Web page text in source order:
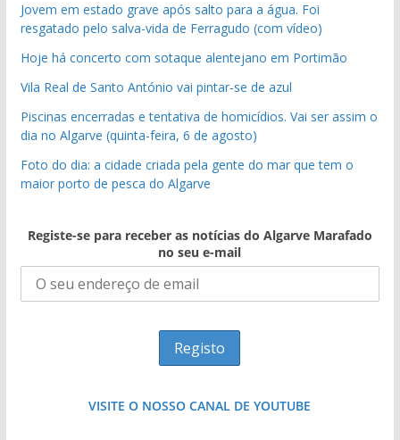
Jovem em estado grave após salto para a água. Foi
resgatado pelo salva-vida de Ferragudo (com vídeo)
Hoje há concerto com sotaque alentejano em Portimão
Vila Real de Santo António vai pintar-se de azul
Piscinas encerradas e tentativa de homicídios. Vai ser assim o
dia no Algarve (quinta-feira, 6 de agosto)
Foto do dia: a cidade criada pela gente do mar que tem o
maior porto de pesca do Algarve
Registe-se para receber as notícias do Algarve Marafado
no seu e-mail
VISITE O NOSSO CANAL DE YOUTUBE